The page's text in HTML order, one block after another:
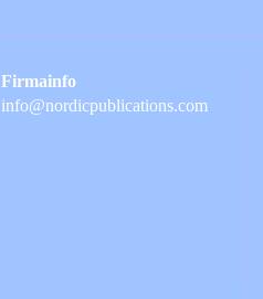
Firmainfo
info@nordicpublications.com